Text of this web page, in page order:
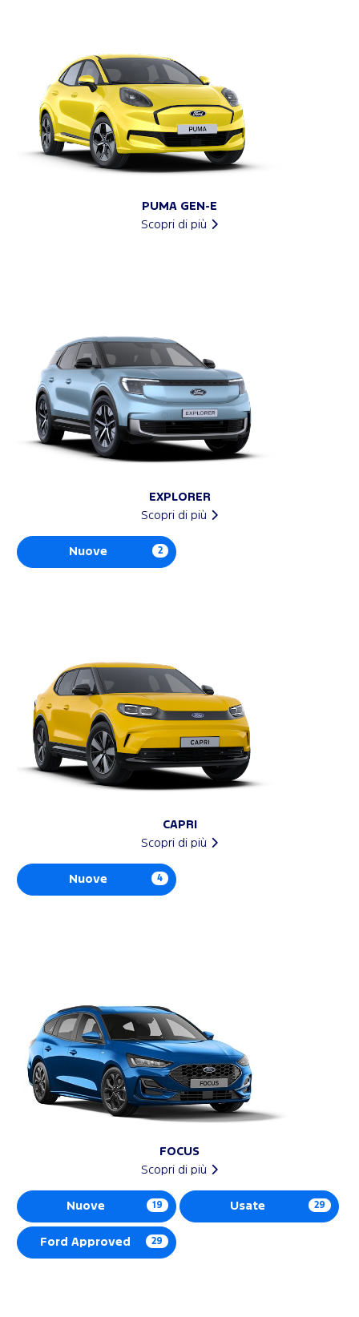
PUMA GEN-E
Scopri di più
EXPLORER
Scopri di più
Nuove 2
CAPRI
Scopri di più
Nuove 4
FOCUS
Scopri di più
Nuove 19 Usate 29
Ford Approved 29